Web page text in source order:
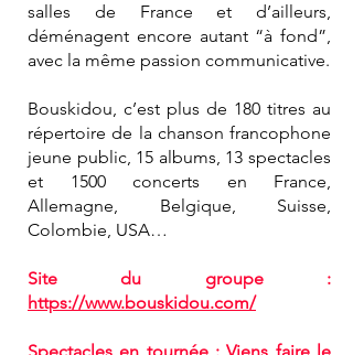
salles de France et d’ailleurs,
déménagent encore autant “à fond”,
avec la même passion communicative.
Bouskidou, c’est plus de 180 titres au
répertoire de la chanson francophone
jeune public, 15 albums, 13 spectacles
et 1500 concerts en France,
Allemagne, Belgique, Suisse,
Colombie, USA…
Site du groupe :
https://www.bouskidou.com/